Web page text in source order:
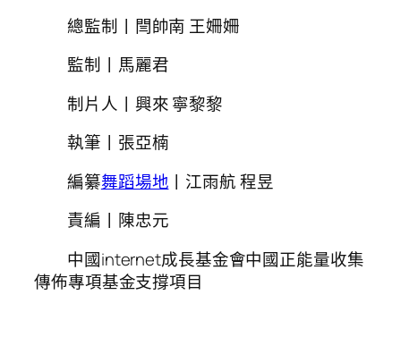
總監制丨閆帥南 王姍姍
監制丨馬麗君
制片人丨興來 寧黎黎
執筆丨張亞楠
編纂舞蹈場地 丨江雨航 程昱
責編丨陳忠元
中國internet成長基金會中國正能量收集
傳佈專項基金支撐項目